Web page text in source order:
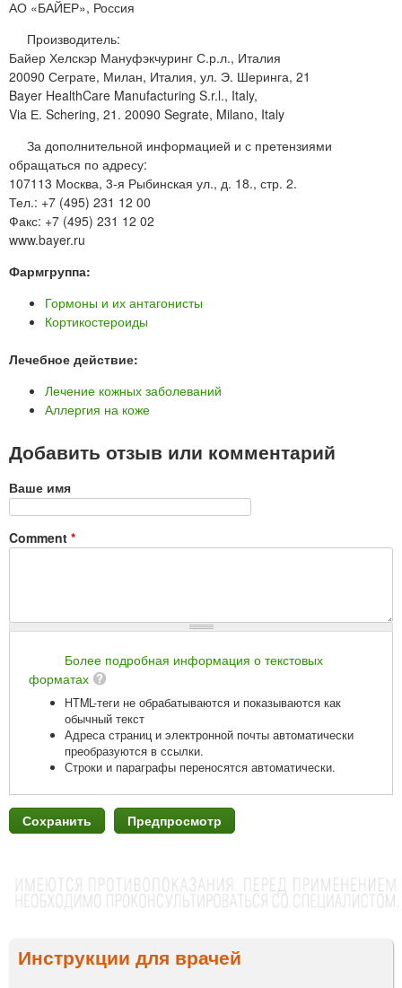
АО «БАЙЕР», Россия
Производитель:
Байер Хелскэр Мануфэкчуринг С.р.л., Италия
20090 Сеграте, Милан, Италия, ул. Э. Шеринга, 21
Bayer HealthCare Manufacturing S.r.l., Italy,
Via Е. Schering, 21. 20090 Segrate, Milano, Italy
За дополнительной информацией и с претензиями
обращаться по адресу:
107113 Москва, 3-я Рыбинская ул., д. 18., стр. 2.
Тел.: +7 (495) 231 12 00
Факс: +7 (495) 231 12 02
www.bayer.ru
Фармгруппа:
Гормоны и их антагонисты
Кортикостероиды
Лечебное действие:
Лечение кожных заболеваний
Аллергия на коже
Добавить отзыв или комментарий
Ваше имя
Comment *
Более подробная информация о текстовых
форматах
HTML-теги не обрабатываются и показываются как
обычный текст
Адреса страниц и электронной почты автоматически
преобразуются в ссылки.
Строки и параграфы переносятся автоматически.
Инструкции для врачей